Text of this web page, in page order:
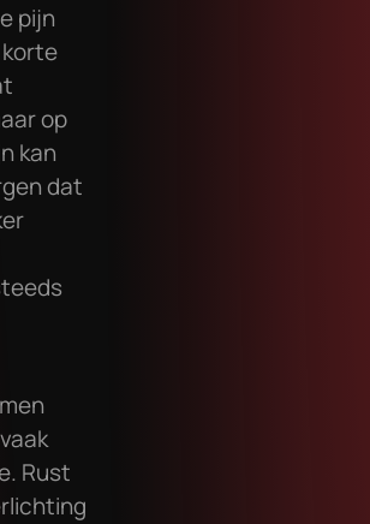
pijn
op
kan
dat
Rust